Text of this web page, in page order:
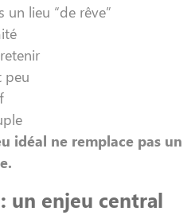
lieu “de rêve”
peu
idéal ne remplace pas un
un enjeu central